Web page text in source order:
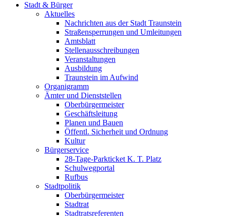
Stadt & Bürger
Aktuelles
Nachrichten aus der Stadt Traunstein
Straßensperrungen und Umleitungen
Amtsblatt
Stellenausschreibungen
Veranstaltungen
Ausbildung
Traunstein im Aufwind
Organigramm
Ämter und Dienststellen
Oberbürgermeister
Geschäftsleitung
Planen und Bauen
Öffentl. Sicherheit und Ordnung
Kultur
Bürgerservice
28-Tage-Parkticket K. T. Platz
Schulwegportal
Rufbus
Stadtpolitik
Oberbürgermeister
Stadtrat
Stadtratsreferenten